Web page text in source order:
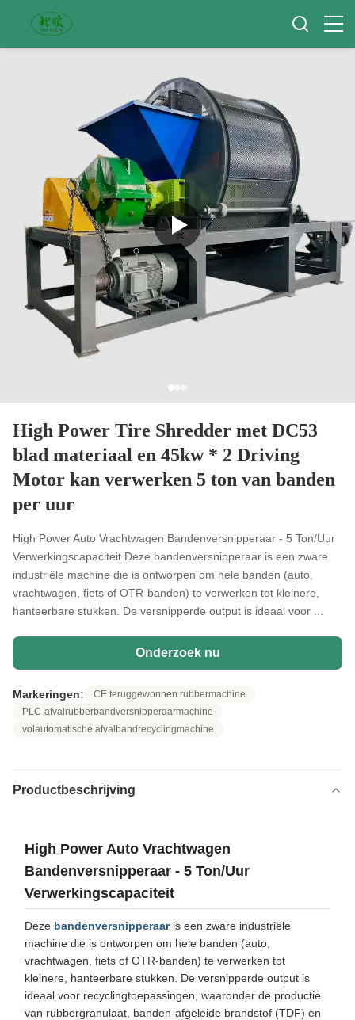
High Power Tire Shredder met DC53
blad materiaal en 45kw * 2 Driving
Motor kan verwerken 5 ton van banden
per uur
High Power Auto Vrachtwagen Bandenversnipperaar - 5 Ton/Uur
Verwerkingscapaciteit Deze bandenversnipperaar is een zware
industriële machine die is ontworpen om hele banden (auto,
vrachtwagen, fiets of OTR-banden) te verwerken tot kleinere,
hanteerbare stukken. De versnipperde output is ideaal voor ...
Onderzoek nu
Markeringen:
CE teruggewonnen rubbermachine
PLC-afvalrubberbandversnipperaarmachine
volautomatische afvalbandrecyclingmachine
Productbeschrijving
High Power Auto Vrachtwagen
Bandenversnipperaar - 5 Ton/Uur
Verwerkingscapaciteit
Deze bandenversnipperaaris een zware industriële
machine die is ontworpen om hele banden (auto,
vrachtwagen, fiets of OTR-banden) te verwerken tot
kleinere, hanteerbare stukken. De versnipperde output is
ideaal voor recyclingtoepassingen, waaronder de productie
van rubbergranulaat, banden-afgeleide brandstof (TDF) en